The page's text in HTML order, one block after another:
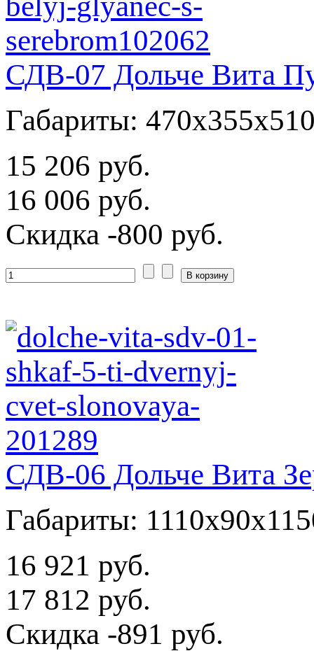
СДВ-07 Дольче Вита
Габариты:
15 206 руб.
16 006 руб.
Скидка -800 руб.
СДВ-06 Дольче Вита
Габариты:
16 921 руб.
17 812 руб.
Скидка -891 руб.